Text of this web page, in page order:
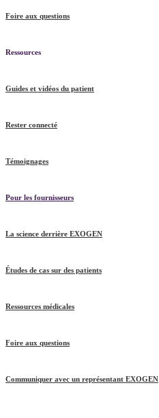
Foire aux questions
Ressources
Guides et vidéos du patient
Rester connecté
Témoignages
Pour les fournisseurs
La science derrière EXOGEN
Études de cas sur des patients
Ressources médicales
Foire aux questions
Communiquer avec un représentant EXOGEN